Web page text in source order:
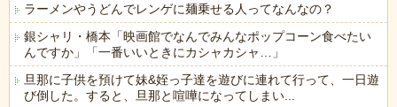
ラーメンやうどんでレンゲに麺乗せる人ってなんなの？
銀シャリ・橋本「映画館でなんでみんなポップコーン食べたい
んですか」「一番いいときにカシャカシャ…」
旦那に子供を預けて妹&姪っ子達を遊びに連れて行って、一日遊
び倒した。すると、旦那と喧嘩になってしまい...